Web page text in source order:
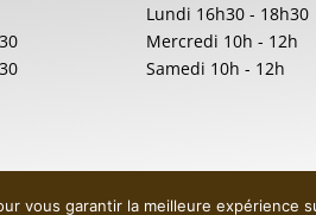
Lundi 16h30 - 18h30
Mercredi 10h - 12h
Samedi 10h - 12h
vous garantir la meilleure